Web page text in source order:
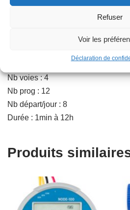
Refuser
Voir les
Déclaration de
Nb voies : 4
Nb prog : 12
Nb départ/jour : 8
Durée : 1min à 12h
Produits